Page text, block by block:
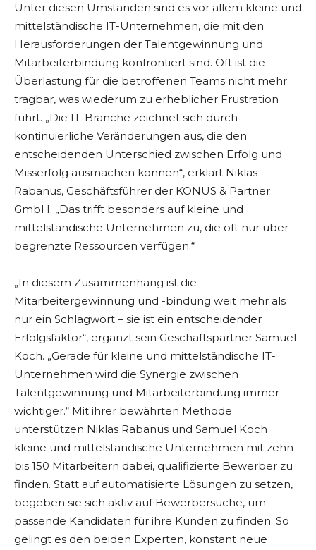
Unter diesen Umständen sind es vor allem kleine und
mittelständische IT-Unternehmen, die mit den
Herausforderungen der Talentgewinnung und
Mitarbeiterbindung konfrontiert sind. Oft ist die
Überlastung für die betroffenen Teams nicht mehr
tragbar, was wiederum zu erheblicher Frustration
führt. „Die IT-Branche zeichnet sich durch
kontinuierliche Veränderungen aus, die den
entscheidenden Unterschied zwischen Erfolg und
Misserfolg ausmachen können“, erklärt Niklas
Rabanus, Geschäftsführer der KONUS & Partner
GmbH. „Das trifft besonders auf kleine und
mittelständische Unternehmen zu, die oft nur über
begrenzte Ressourcen verfügen.“
„In diesem Zusammenhang ist die
Mitarbeitergewinnung und -bindung weit mehr als
nur ein Schlagwort – sie ist ein entscheidender
Erfolgsfaktor“, ergänzt sein Geschäftspartner Samuel
Koch. „Gerade für kleine und mittelständische IT-
Unternehmen wird die Synergie zwischen
Talentgewinnung und Mitarbeiterbindung immer
wichtiger.“ Mit ihrer bewährten Methode
unterstützen Niklas Rabanus und Samuel Koch
kleine und mittelständische Unternehmen mit zehn
bis 150 Mitarbeitern dabei, qualifizierte Bewerber zu
finden. Statt auf automatisierte Lösungen zu setzen,
begeben sie sich aktiv auf Bewerbersuche, um
passende Kandidaten für ihre Kunden zu finden. So
gelingt es den beiden Experten, konstant neue